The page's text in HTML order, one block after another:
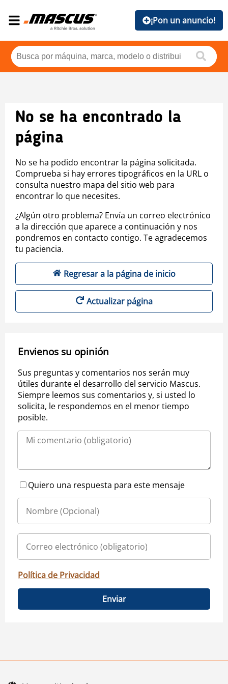
¡Pon un anuncio!
No se ha encontrado la
página
No se ha podido encontrar la página solicitada.
Comprueba si hay errores tipográficos en la URL o
consulta nuestro mapa del sitio web para
encontrar lo que necesites.
¿Algún otro problema? Envía un correo electrónico
a la dirección que aparece a continuación y nos
pondremos en contacto contigo. Te agradecemos
tu paciencia.
Regresar a la página de inicio
Actualizar página
Envienos su opinión
Sus preguntas y comentarios nos serán muy
útiles durante el desarrollo del servicio Mascus.
Siempre leemos sus comentarios y, si usted lo
solicita, le respondemos en el menor tiempo
posible.
Quiero una respuesta para este mensaje
Política de Privacidad
Enviar